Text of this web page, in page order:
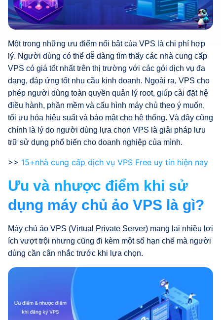
Một trong những ưu điểm nổi bật của VPS là chi phí hợp
lý. Người dùng có thể dễ dàng tìm thấy các nhà cung cấp
VPS có giá tốt nhất trên thị trường với các gói dịch vụ đa
dạng, đáp ứng tốt nhu cầu kinh doanh. Ngoài ra, VPS cho
phép người dùng toàn quyền quản lý root, giúp cài đặt hệ
điều hành, phần mềm và cấu hình máy chủ theo ý muốn,
tối ưu hóa hiệu suất và bảo mật cho hệ thống. Và đây cũng
chính là lý do người dùng lựa chọn VPS là giải pháp lưu
trữ sử dụng phổ biến cho doanh nghiệp của mình.
>> 15+nhà cung cấp dịch vụ VPS Free uy tín hiện nay
Ưu và nhược điểm khi sử
dụng máy chủ ảo VPS là gì?
Máy chủ ảo VPS (Virtual Private Server) mang lại nhiều lợi
ích vượt trội nhưng cũng đi kèm một số hạn chế mà người
dùng cần cân nhắc trước khi lựa chọn.